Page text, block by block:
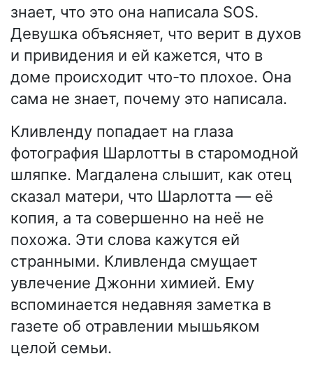
знает, что это она написала SOS.
Девушка объясняет, что верит в духов
и привидения и ей кажется, что в
доме происходит что-то плохое. Она
сама не знает, почему это написала.
Кливленду попадает на глаза
фотография Шарлотты в старомодной
шляпке. Магдалена слышит, как отец
сказал матери, что Шарлотта — её
копия, а та совершенно на неё не
похожа. Эти слова кажутся ей
странными. Кливленда смущает
увлечение Джонни химией. Ему
вспоминается недавняя заметка в
газете об отравлении мышьяком
целой семьи.